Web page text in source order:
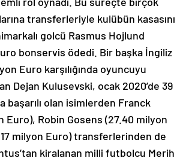
transferleriyle kulübün kasasını
golcü Rasmus Hojlund
bonservis ödedi. Bir başka İngiliz
Euro karşılığında oyuncuyu
Dejan Kulusevski, ocak 2020’de 39
başarılı olan isimlerden Franck
Euro), Robin Gosens (27.40 milyon
milyon Euro) transferlerinden de
kiralanan milli futbolcu Merih